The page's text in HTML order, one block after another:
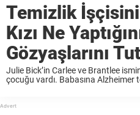
Temizlik
Kızı Ne
Gözyaşlarını
Julie Bick’in Carlee ve Brantlee
çocuğu vardı. Babasına Alzheimer